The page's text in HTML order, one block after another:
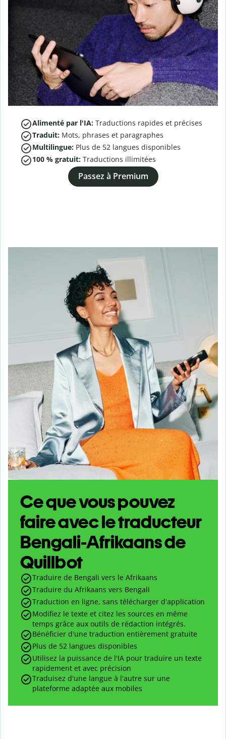
Alimenté par l'IA: Traductions rapides et précises
Traduit: Mots, phrases et paragraphes
Multilingue: Plus de 52 langues disponibles
100 % gratuit: Traductions illimitées
Passez à Premium
Ce que vous pouvez
faire avec le traducteur
Bengali-Afrikaans de
Quillbot
Traduire de Bengali vers le Afrikaans
Traduire du Afrikaans vers Bengali
Traduction en ligne, sans télécharger d'application
Modifiez le texte et citez les sources en même
temps grâce aux outils de rédaction intégrés.
Bénéficier d'une traduction entièrement gratuite
Plus de 52 langues disponibles
Utilisez la puissance de l'IA pour traduire un texte
rapidement et avec précision
Traduisez d'une langue à l'autre sur une
plateforme adaptée aux mobiles